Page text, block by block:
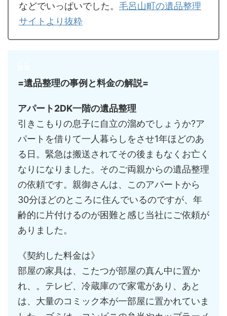
などでいっぱいでした。 毛呂山町の遺品整理
サイトより抜粋
=遺品整理の事例と料金の解説=
アパート2DK一階の遺品整理
引きこもりの息子に自立の溜めでしょうか?ア
パートを借りて一人暮らしをさせ1年ほどのあ
る日。緊急は搬送されてその後まもなくお亡く
なりになりました。そのご両親からの遺品整理
の依頼です。親御さんは、このアパートから
30分ほどのところに住んでいるのですが、年
齢的に片付けるのが困難と感じ当社にご依頼が
ありました。
《契約した料金は》
部屋の家具は、こたつが部屋の真ん中に置か
れ、。テレビ、冷蔵庫ので家電があり、あと
は、大量のコミック本が一部屋に置かれていま